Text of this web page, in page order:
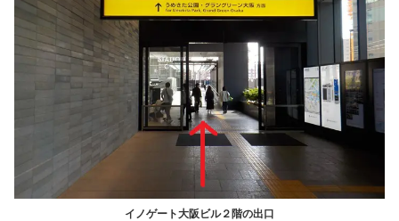
イノゲート大阪ビル２階の出口